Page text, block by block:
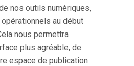
nos outils numériques,
au début
nous permettra
plus agréable, de
espace de publication